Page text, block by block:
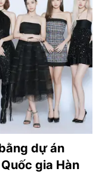
dự án
gia Hàn